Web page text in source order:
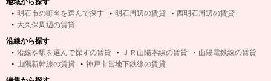
地域から探す
明石市の町名を選んで探す
明石周辺の賃貸
西明石周辺の賃貸
大久保周辺の賃貸
沿線から探す
沿線や駅を選んで探すの賃貸
ＪＲ山陽本線の賃貸
山陽電鉄線の賃貸
山陽新幹線の賃貸
神戸市営地下鉄線の賃貸